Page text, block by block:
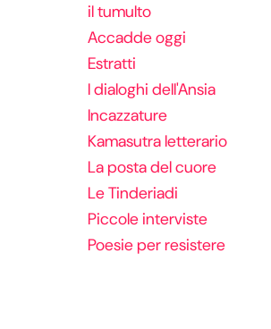
il tumulto
Accadde oggi
Estratti
I dialoghi dell'Ansia
Incazzature
Kamasutra letterario
La posta del cuore
Le Tinderiadi
Piccole interviste
Poesie per resistere